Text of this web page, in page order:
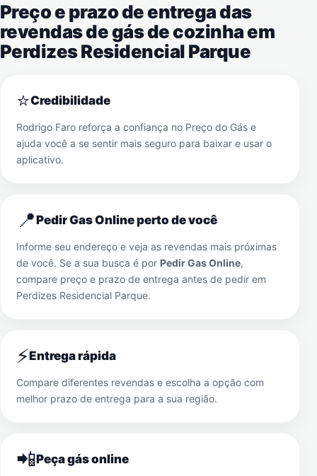
Preço e prazo de entrega das
revendas de gás de cozinha em
Perdizes Residencial Parque
⭐Credibilidade
Rodrigo Faro reforça a confiança no Preço do Gás e
ajuda você a se sentir mais seguro para baixar e usar o
aplicativo.
📍Pedir Gas Online perto de você
Informe seu endereço e veja as revendas mais próximas
de você. Se a sua busca é por Pedir Gas Online,
compare preço e prazo de entrega antes de pedir em
Perdizes Residencial Parque.
⚡Entrega rápida
Compare diferentes revendas e escolha a opção com
melhor prazo de entrega para a sua região.
📲Peça gás online